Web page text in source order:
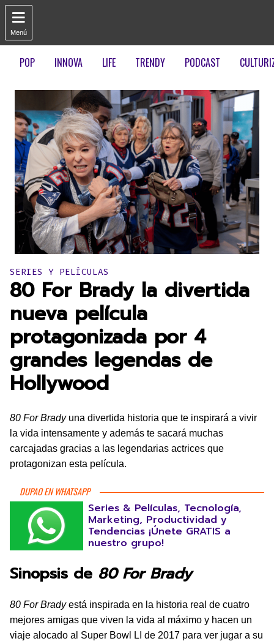

Menú
POP INNOVA LIFE TRENDY PODCAST
Publicado en:
SERIES Y PELÍCULAS
80 For Brady la divertida
nueva película
protagonizada por 4
grandes legendas de
Hollywood
80 For Bradyuna divertida historia que te inspirará a vivir
la vida intensamente y además te sacará muchas
carcajadas gracias a las legendarias actrices que
protagonizan esta película.
DUPAO EN WHATSAPP
Series & Películas, Tecnología,
Marketing, Productividad y
Tendencias ¡Únete GRATIS a
nuestro grupo!
Sinopsis de 80 For Brady
80 For Bradyestá inspirada en la historia real de cuatro
mejores amigas que viven la vida al máximo y hacen un
viaje alocado al Super Bowl LI de 2017 para ver jugar a su